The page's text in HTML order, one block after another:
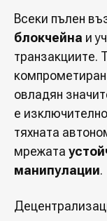
Всеки пълен
блокчейна и
транзакциите.
овладян
е
тяхната
мрежата
манипулации.